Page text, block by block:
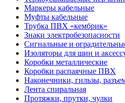
Маркеры кабельные
Муфты кабельные
Трубка ПВХ «кембрик»
Знаки электробезопасности
Сигнальные и
Изоляторы для шин и
Коробки металлические
Коробки распаячные ПВХ
Наконечники, гильзы,
Лента спиральная
Протяжки, прутки, чулки